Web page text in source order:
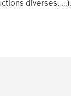
diverses, …).